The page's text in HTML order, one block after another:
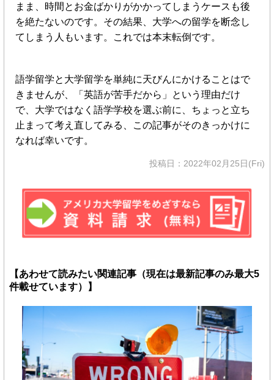
まま、時間とお金ばかりがかかってしまうケースも後
を絶たないのです。その結果、大学への留学を断念し
てしまう人もいます。これでは本末転倒です。
語学留学と大学留学を単純に天びんにかけることはで
きませんが、「英語が苦手だから」という理由だけ
で、大学ではなく語学学校を選ぶ前に、ちょっと立ち
止まって考え直してみる、この記事がそのきっかけに
なれば幸いです。
投稿日：2022年02月25日(Fri)
【あわせて読みたい関連記事（現在は最新記事のみ最大5
件載せています）】